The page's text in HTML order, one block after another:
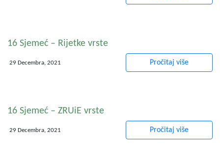
16 Sjemeć – Rijetke vrste
29 Decembra, 2021 Pročitaj više
16 Sjemeć – ZRUiE vrste
29 Decembra, 2021 Pročitaj više